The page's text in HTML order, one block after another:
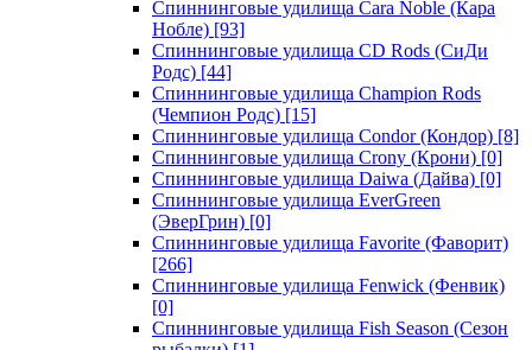
Спиннинговые удилища Cara Noble (Кара
Нобле) [93]
Спиннинговые удилища CD Rods (СиДи
Родс) [44]
Спиннинговые удилища Champion Rods
(Чемпион Родс) [15]
Спиннинговые удилища Condor (Кондор) [8]
Спиннинговые удилища Crony (Крони) [0]
Спиннинговые удилища Daiwa (Дайва) [0]
Спиннинговые удилища EverGreen
(ЭверГрин) [0]
Спиннинговые удилища Favorite (Фаворит)
[266]
Спиннинговые удилища Fenwick (Фенвик)
[0]
Спиннинговые удилища Fish Season (Сезон